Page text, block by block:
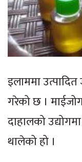
इलाममा
गरेको छ ।
दाहालको
थालेको हो ।